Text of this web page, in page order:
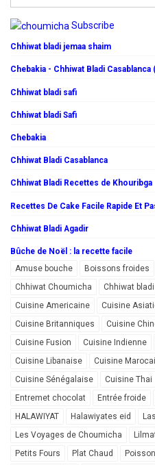
Subscribe
Chhiwat bladi jemaa shaim
Chebakia - Chhiwat Bladi
Chhiwat bladi safi
Chhiwat bladi Safi
Chebakia
Chhiwat Bladi Casablanca
Chhiwat Bladi Recettes de Khouribga
Recettes De Cake Facile Rapide Et
Chhiwat Bladi Agadir
Bûche de Noël : la recette facile
Amuse bouche
Boissons froides
Chhiwat Choumicha
Chhiwat bladi
Cuisine Americaine
Cuisine
Cuisine Britanniques
Cuisine
Cuisine Fusion
Cuisine Indienne
Cuisine Libanaise
Cuisine
Cuisine Sénégalaise
Cuisine Thai
Entremet chocolat
Entrée froide
HALAWIYAT
Halawiyates eid
Les Voyages de Choumicha
Petits Fours
Plat Chaud Poisson